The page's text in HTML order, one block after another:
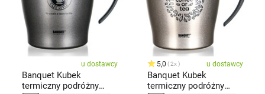
u dostawcy
Banquet Kubek
termiczny podróżny
5,0 2x u dostawcy
Banquet Kubek
termiczny podróżny